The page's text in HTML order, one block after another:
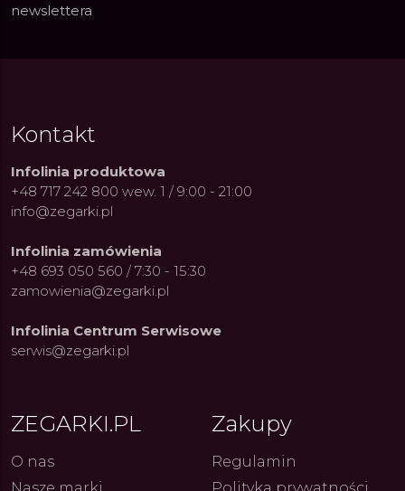
newslettera
Kontakt
Infolinia produktowa
+48 717 242 800 wew. 1 / 9:00 - 21:00
info@zegarki.pl
Infolinia zamówienia
+48 693 050 560 / 7:30 - 15:30
zamowienia@zegarki.pl
Infolinia Centrum Serwisowe
serwis@zegarki.pl
ZEGARKI.PL
O nas
Zakupy
Regulamin